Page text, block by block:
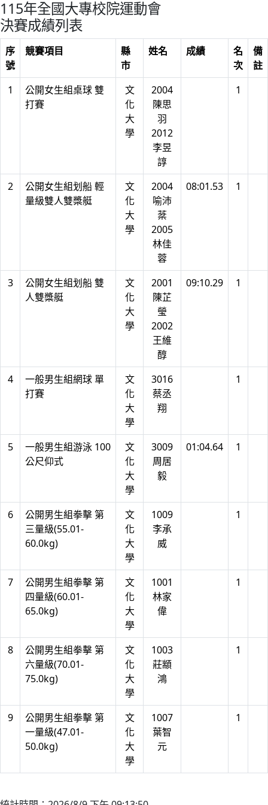
115年全國大專校院運動會
決賽成績列表
序
號
競賽項目
縣
市
姓名 成績
名
次
備
註
1
公開女生組桌球 雙
打賽
文
化
大
學
2004
陳思
羽
2012
李昱
諄
1
2
公開女生組划船 輕
量級雙人雙槳艇
文
化
大
學
2004
喻沛
棻
2005
林佳
蓉
08:01.53 1
3
公開女生組划船 雙
人雙槳艇
文
化
大
學
2001
陳芷
瑩
2002
王維
醇
09:10.29 1
4
一般男生組網球 單
打賽
文
化
大
學
3016
蔡丞
翔
1
5
一般男生組游泳 100
公尺仰式
文
化
大
學
3009
周居
毅
01:04.64 1
6
公開男生組拳擊 第
三量級(55.01-
60.0kg)
文
化
大
學
1009
李承
威
1
7
公開男生組拳擊 第
四量級(60.01-
65.0kg)
文
化
大
學
1001
林家
偉
1
8
公開男生組拳擊 第
六量級(70.01-
75.0kg)
文
化
大
學
1003
莊顓
鴻
1
9
公開男生組拳擊 第
一量級(47.01-
50.0kg)
文
化
大
學
1007
葉智
元
1